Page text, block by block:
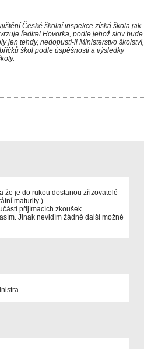
České školní inspekce získá škola jak
ředitel Hovorka, podle jehož slov bude
jen tehdy, nedopustí-li Ministerstvo školství,
škol podle úspěšnosti a výsledky
že je do rukou dostanou zřizovatelé
maturity )
přijímacích zkoušek
Jinak nevidím žádné další možné